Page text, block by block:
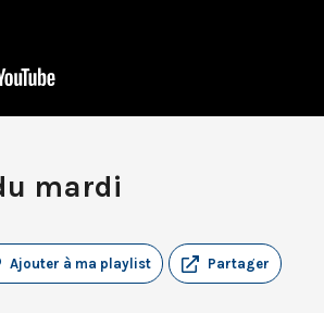
mardi
Partager
Ajouter à ma playlist